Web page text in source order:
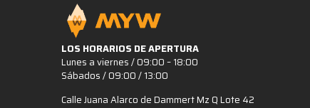
LOS HORARIOS DE APERTURA
Lunes a viernes / 09:00 – 18:00
Sábados / 09:00 / 13:00
Calle Juana Alarco de Dammert Mz Q Lote 42